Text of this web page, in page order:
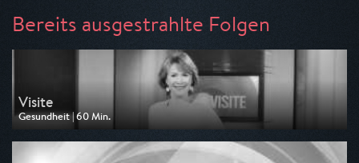
Bereits ausgestrahlte Folgen
Visite
Gesundheit | 60 Min.
Ausgestrahlt von ARD alpha
am 08.08.2026, 16:00